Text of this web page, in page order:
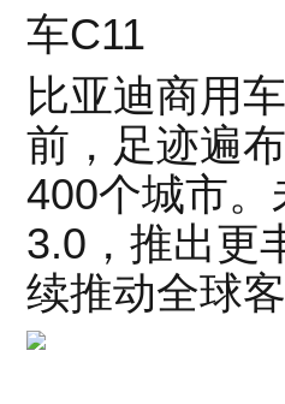
车C11
比亚迪商用
前，足迹遍
400个城市
3.0，推出更
续推动全球